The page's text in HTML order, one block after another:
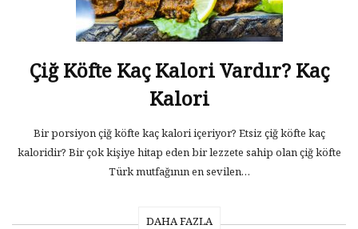
Çiğ Köfte Kaç Kalori Vardır? Kaç
Kalori
Bir porsiyon çiğ köfte kaç kalori içeriyor? Etsiz çiğ köfte kaç
kaloridir? Bir çok kişiye hitap eden bir lezzete sahip olan çiğ köfte
Türk mutfağının en sevilen…
DAHA FAZLA